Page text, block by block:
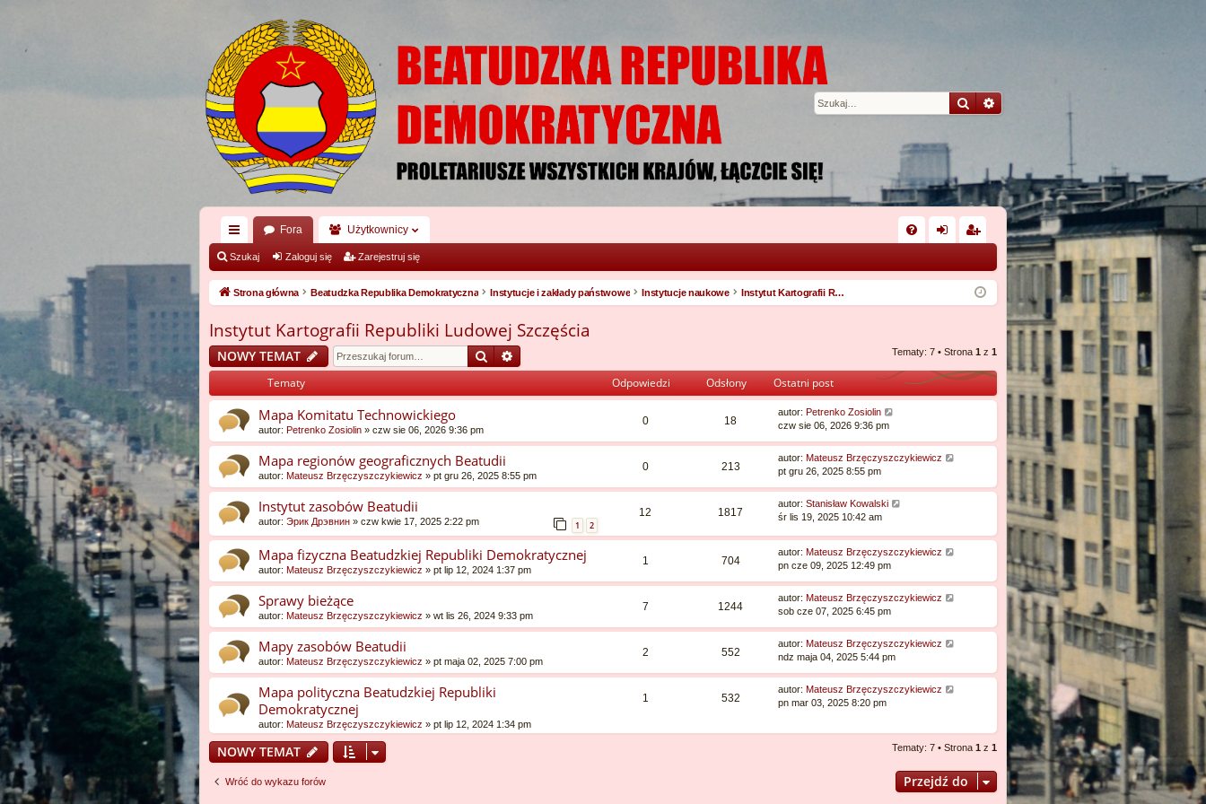
SzukajWyszukiwanie zaawansowane
W
ię
ce
…
Fora Użytkownicy
Q og ej
Szukaj Zaloguj się Zarejestruj się
Strona główna Beatudzka Republika Demokratyczna Instytucje i zakłady państwowe Instytucje naukowe Instytut Kartografii Republiki Ludowej Szczęścia
Instytut Kartografii Republiki Ludowej Szczęścia
NOWY TEMAT SzukajWyszukiwanie zaawansowane Tematy: 7 • Strona 1 z 1
Tematy Odpowiedzi Odsłony Ostatni post
Mapa Komitatu Technowickiego
autor: Petrenko Zosiolin » czw sie 06, 2026 9:36 pm
0 18
autor: Petrenko Zosiolin
czw sie 06, 2026 9:36 pm
Mapa regionów geograficznych Beatudii
autor: Mateusz Brzęczyszczykiewicz » pt gru 26, 2025 8:55 pm
0 213
autor: Mateusz Brzęczyszczykiewicz
pt gru 26, 2025 8:55 pm
Instytut zasobów Beatudii
autor: Эрик Дрэвнин » czw kwie 17, 2025 2:22 pm 1 2
12 1817
autor: Stanisław Kowalski
śr lis 19, 2025 10:42 am
Mapa fizyczna Beatudzkiej Republiki Demokratycznej
autor: Mateusz Brzęczyszczykiewicz » pt lip 12, 2024 1:37 pm
1 704
autor: Mateusz Brzęczyszczykiewicz
pn cze 09, 2025 12:49 pm
Sprawy bieżące
autor: Mateusz Brzęczyszczykiewicz » wt lis 26, 2024 9:33 pm
7 1244
autor: Mateusz Brzęczyszczykiewicz
sob cze 07, 2025 6:45 pm
Mapy zasobów Beatudii
autor: Mateusz Brzęczyszczykiewicz » pt maja 02, 2025 7:00 pm
2 552
autor: Mateusz Brzęczyszczykiewicz
ndz maja 04, 2025 5:44 pm
Mapa polityczna Beatudzkiej Republiki
Demokratycznej
autor: Mateusz Brzęczyszczykiewicz » pt lip 12, 2024 1:34 pm
1 532
autor: Mateusz Brzęczyszczykiewicz
pn mar 03, 2025 8:20 pm
NOWY TEMAT Tematy: 7 • Strona 1 z 1
Wróć do wykazu forów Przejdź do